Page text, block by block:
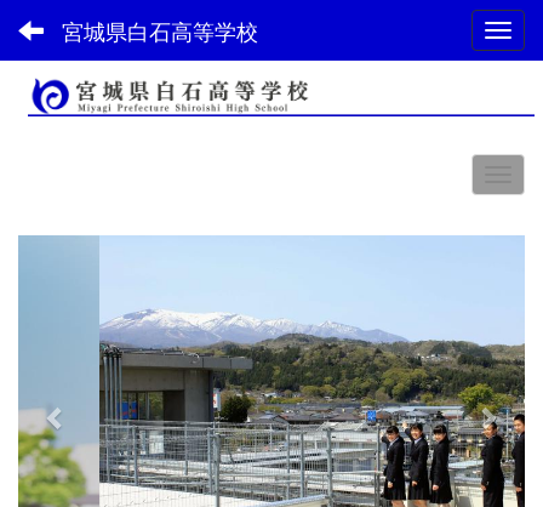
宮城県白石高等学校
o
u
s
t